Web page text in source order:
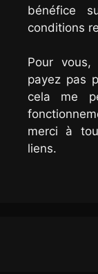
bénéfice
conditions
Pour
payez pas
cela me
merci à
liens.